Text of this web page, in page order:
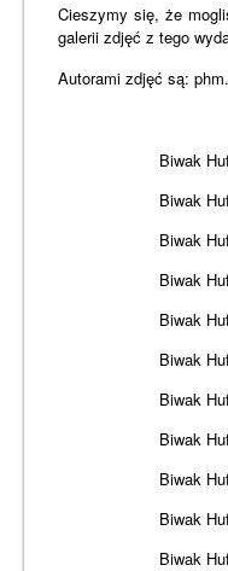
Cieszymy się, że
galerii zdjęć z tego
Autorami zdjęć są:
Biwak
Biwak
Biwak
Biwak
Biwak
Biwak
Biwak
Biwak
Biwak
Biwak
Biwak